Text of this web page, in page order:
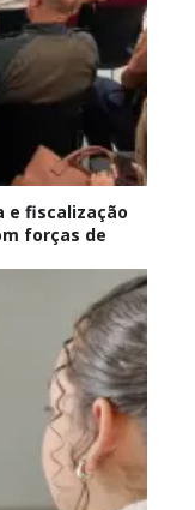
e fiscalização
forças de